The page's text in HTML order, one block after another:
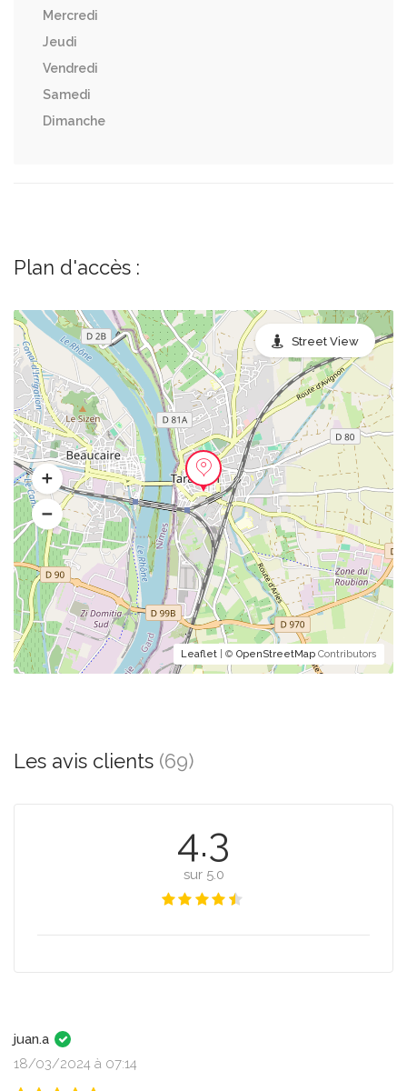
Mercredi
Jeudi
Vendredi
Samedi
Dimanche
Plan d'accès :
Leaflet | © OpenStreetMap Contributors
Street View
Les avis clients (69)
4.3
sur 5.0
juan.a
18/03/2024 à 07:14